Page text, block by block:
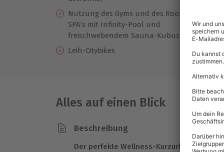
Nutzung des Gyms und des Rooftop
SPA’s mit Infinity-Pool und
freischwebendem Sauna-Kubus
Leih-Citybikes
Alles auf einen Blick
Beschreibung
Der perfekte Wellness-Kurzurlaub für 2